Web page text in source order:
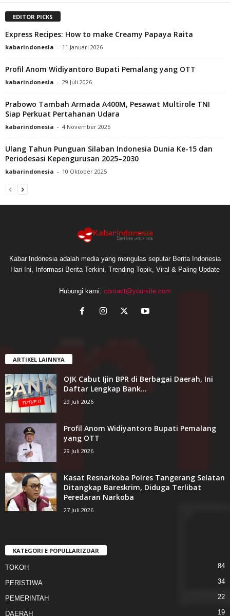
EDITOR PICKS
Express Recipes: How to make Creamy Papaya Raita
kabarindonesia - 11 Januari 2026
Profil Anom Widiyantoro Bupati Pemalang yang OTT
kabarindonesia - 29 Juli 2026
Prabowo Tambah Armada A400M, Pesawat Multirole TNI
Siap Perkuat Pertahanan Udara
kabarindonesia - 4 November 2025
Ulang Tahun Punguan Silaban Indonesia Dunia Ke-15 dan
Periodesasi Kepengurusan 2025–2030
kabarindonesia - 10 Oktober 2025
Kabar Indonesia adalah media yang mengulas seputar Berita Indonesia
Hari Ini, Informasi Berita Terkini, Trending Topik, Viral & Paling Update
Hubungi kami: contact@yoursite,com
ARTIKEL LAINNYA
OJK Cabut Ijin BPR di Berbagai Daerah, Ini
Daftar Lengkap Bank...
29 Juli 2026
Profil Anom Widiyantoro Bupati Pemalang
yang OTT
29 Juli 2026
Kasat Resnarkoba Polres Tangerang Selatan
Ditangkap Bareskrim, Diduga Terlibat
Peredaran Narkoba
27 Juli 2026
KATEGORI E POPULLARIZUAR
TOKOH 84
PERISTIWA 34
PEMERINTAH 22
DAERAH 19